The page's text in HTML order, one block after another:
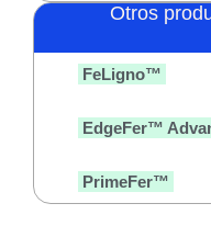
Otros
FeLigno™
EdgeFer™
PrimeFer™